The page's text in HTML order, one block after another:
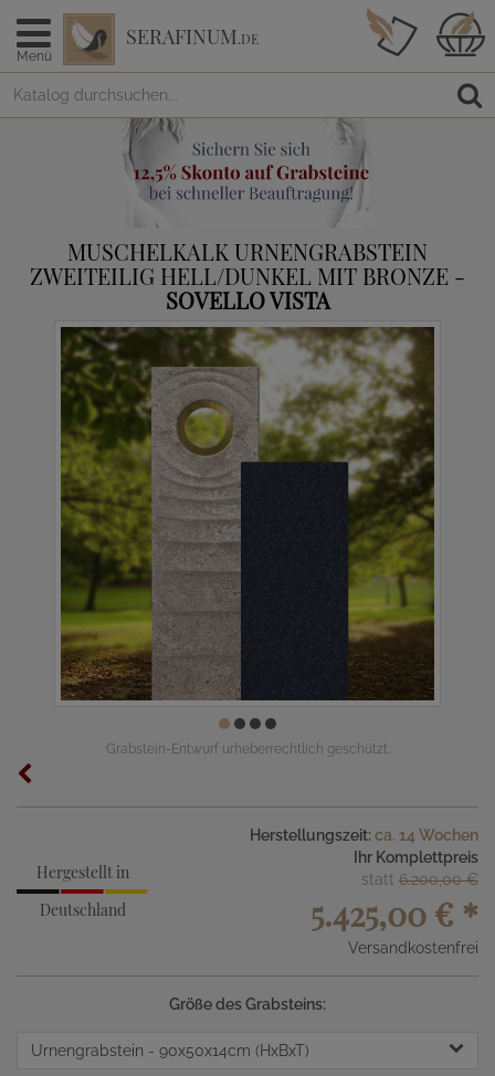
Menü
SERAFINUM.DE
MUSCHELKALK URNENGRABSTEIN
ZWEITEILIG HELL/DUNKEL MIT BRONZE -
SOVELLO VISTA
Grabstein-Entwurf urheberrechtlich geschützt.
Hergestellt in
Deutschland
Herstellungszeit: ca. 14 Wochen
Ihr Komplettpreis
statt 6.200,00 €
5.425,00 € *
Versandkostenfrei
Größe des Grabsteins:
Urnengrabstein - 90x50x14cm (HxBxT)